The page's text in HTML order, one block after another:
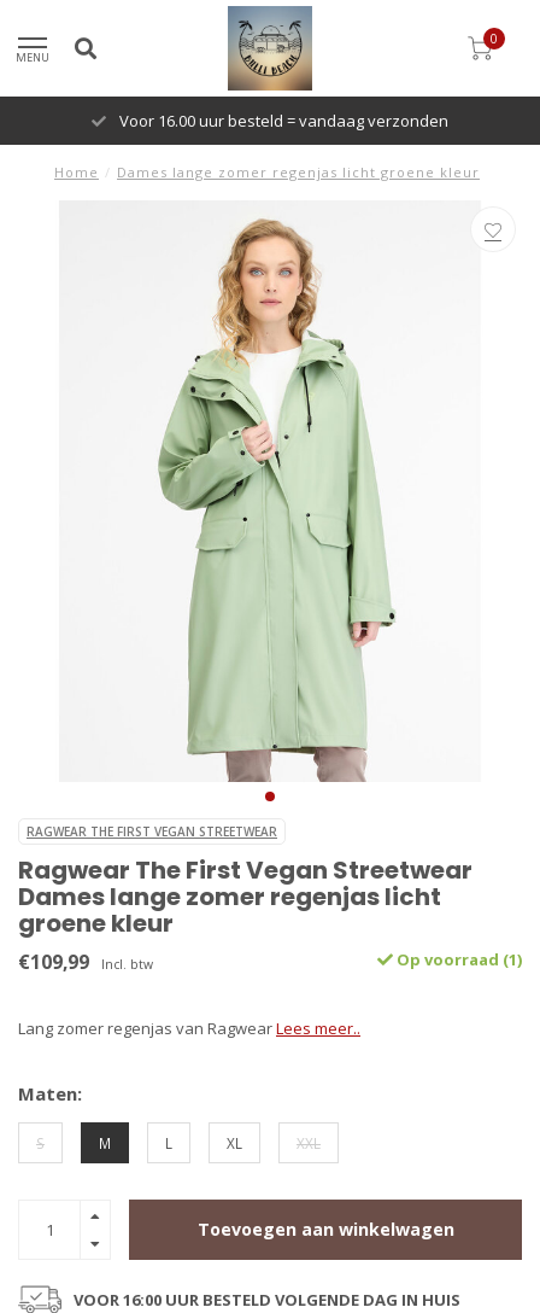
MENU
0
Voor 16.00 uur besteld = vandaag verzonden
Home / Dames lange zomer regenjas licht groene kleur
RAGWEAR THE FIRST VEGAN STREETWEAR
Ragwear The First Vegan Streetwear
Dames lange zomer regenjas licht
groene kleur
€109,99 Incl. btw Op voorraad (1)
Lang zomer regenjas van RagwearLees meer..
Maten:
S M L XL XXL
Toevoegen aan winkelwagen
VOOR 16:00 UUR BESTELD VOLGENDE DAG IN HUIS